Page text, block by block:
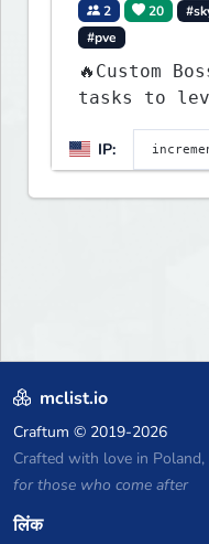
2 20
#pve
🔥Custom
tasks to
🔥 Unique
IP:
mclist.io
Craftum © 2019-2026
Crafted with love in Poland,
for those who come after
लिंक